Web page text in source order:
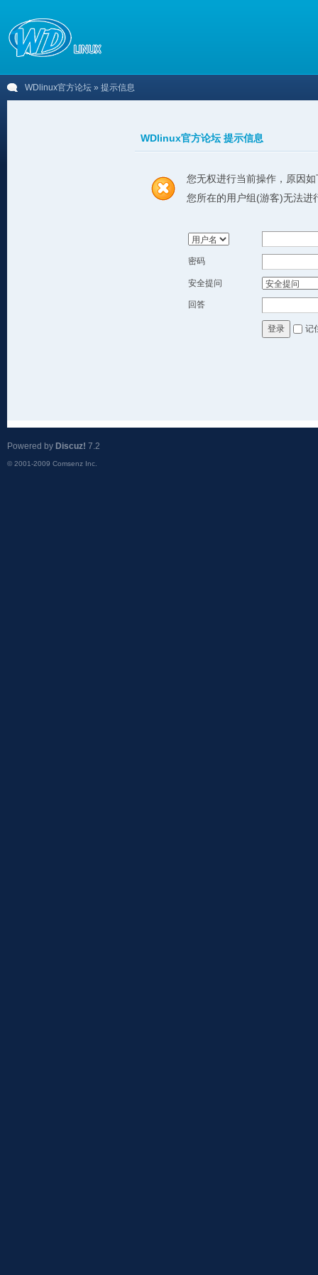
WDlinux官方论坛 » 提示信息
WDlinux官方论坛 提示信息
您无权进行当前操作，原因如
您所在的用户组(游客)无法进
密码
安全提问
回答
登录 记
Powered by Discuz! 7.2
© 2001-2009 Comsenz Inc.